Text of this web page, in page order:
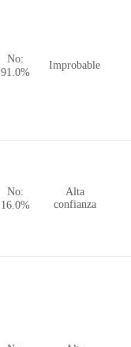
No:
91.0%
Improbable
No:
16.0%
Alta
confianza